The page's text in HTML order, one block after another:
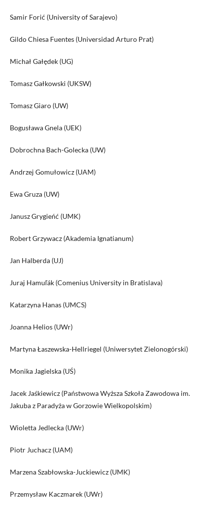
Samir Forić (University of Sarajevo)
Gildo Chiesa Fuentes (Universidad Arturo Prat)
Michał Gałędek (UG)
Tomasz Gałkowski (UKSW)
Tomasz Giaro (UW)
Bogusława Gnela (UEK)
Dobrochna Bach-Golecka (UW)
Andrzej Gomułowicz (UAM)
Ewa Gruza (UW)
Janusz Grygieńć (UMK)
Robert Grzywacz (Akademia Ignatianum)
Jan Halberda (UJ)
Juraj Hamuľák (Comenius University in Bratislava)
Katarzyna Hanas (UMCS)
Joanna Helios (UWr)
Martyna Łaszewska-Hellriegel (Uniwersytet Zielonogórski)
Monika Jagielska (UŚ)
Jacek Jaśkiewicz (Państwowa Wyższa Szkoła Zawodowa im.
Jakuba z Paradyża w Gorzowie Wielkopolskim)
Wioletta Jedlecka (UWr)
Piotr Juchacz (UAM)
Marzena Szabłowska-Juckiewicz (UMK)
Przemysław Kaczmarek (UWr)